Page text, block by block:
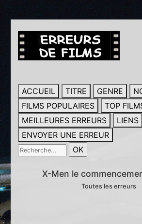
ACCUEIL TITRE GENRE
FILMS POPULAIRES
TOP
MEILLEURES ERREURS
LIENS
ENVOYER UNE ERREUR
X-Men le
Toutes les erreurs